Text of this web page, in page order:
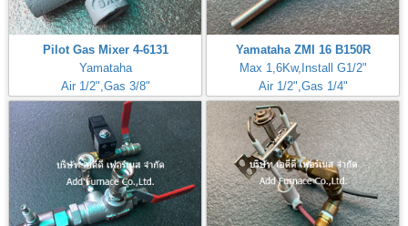
Pilot Gas Mixer 4-6131
Yamataha
Air 1/2",Gas 3/8"
Yamataha ZMI 16 B150R
Max 1,6Kw,Install G1/2"
Air 1/2",Gas 1/4"